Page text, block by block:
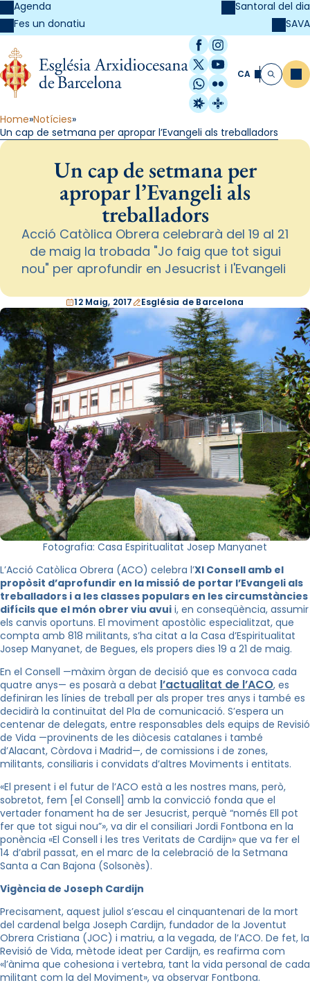
Agenda
Fes un donatiu
Santoral del dia
SAVA
Facebook
Instagram
X / Twitter
YouTube
WhatsApp
Flickr
Radio Estel
Catalunya
CA Cerca
Home Notícies
Un cap de setmana per apropar l’Evangeli als treballadors
Un cap de setmana per
apropar l’Evangeli als
treballadors
Acció Catòlica Obrera celebrarà del 19 al 21
de maig la trobada "Jo faig que tot sigui
nou" per aprofundir en Jesucrist i l'Evangeli
12 Maig, 2017 Església de Barcelona
Fotografia: Casa Espiritualitat Josep Manyanet
L’Acció Catòlica Obrera (ACO) celebra l’XI Consell amb el
propòsit d’aprofundir en la missió de portar l’Evangeli als
treballadors i a les classes populars en les circumstàncies
difícils que el món obrer viu avui i, en conseqüència, assumir
els canvis oportuns. El moviment apostòlic especialitzat, que
compta amb 818 militants, s’ha citat a la Casa d’Espiritualitat
Josep Manyanet, de Begues, els propers dies 19 a 21 de maig.
En el Consell —màxim òrgan de decisió que es convoca cada
quatre anys— es posarà a debat l’actualitat de l’ACO, es
definiran les línies de treball per als proper tres anys i també es
decidirà la continuïtat del Pla de comunicació. S’espera un
centenar de delegats, entre responsables dels equips de Revisió
de Vida —provinents de les diòcesis catalanes i també
d’Alacant, Còrdova i Madrid—, de comissions i de zones,
militants, consiliaris i convidats d’altres Moviments i entitats.
«El present i el futur de l’ACO està a les nostres mans, però,
sobretot, fem [el Consell] amb la convicció fonda que el
vertader fonament ha de ser Jesucrist, perquè “només Ell pot
fer que tot sigui nou”», va dir el consiliari Jordi Fontbona en la
ponència «El Consell i les tres Veritats de Cardijn» que va fer el
14 d’abril passat, en el marc de la celebració de la Setmana
Santa a Can Bajona (Solsonès).
Vigència de Joseph Cardijn
Precisament, aquest juliol s’escau el cinquantenari de la mort
del cardenal belga Joseph Cardijn, fundador de la Joventut
Obrera Cristiana (JOC) i matriu, a la vegada, de l’ACO. De fet, la
Revisió de Vida, mètode ideat per Cardijn, es reafirma com
«l’ànima que cohesiona i vertebra, tant la vida personal de cada
militant com la del Moviment», va observar Fontbona.